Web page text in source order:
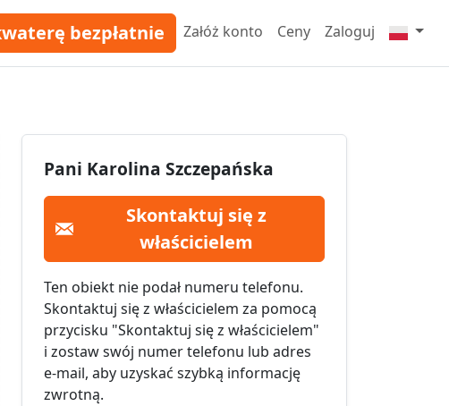
bezpłatnie Załóż konto Ceny Zaloguj
Pani Karolina Szczepańska
Skontaktuj się z
właścicielem
Ten obiekt nie podał numeru telefonu.
Skontaktuj się z właścicielem za pomocą
przycisku "Skontaktuj się z właścicielem"
i zostaw swój numer telefonu lub adres
e-mail, aby uzyskać szybką informację
zwrotną.